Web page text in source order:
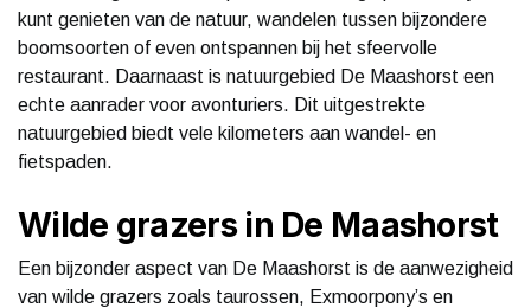
kunt genieten van de natuur, wandelen tussen bijzondere
boomsoorten of even ontspannen bij het sfeervolle
restaurant. Daarnaast is natuurgebied De Maashorst een
echte aanrader voor avonturiers. Dit uitgestrekte
natuurgebied biedt vele kilometers aan wandel- en
fietspaden.
Wilde grazers in De Maashorst
Een bijzonder aspect van De Maashorst is de aanwezigheid
van wilde grazers zoals taurossen, Exmoorpony’s en